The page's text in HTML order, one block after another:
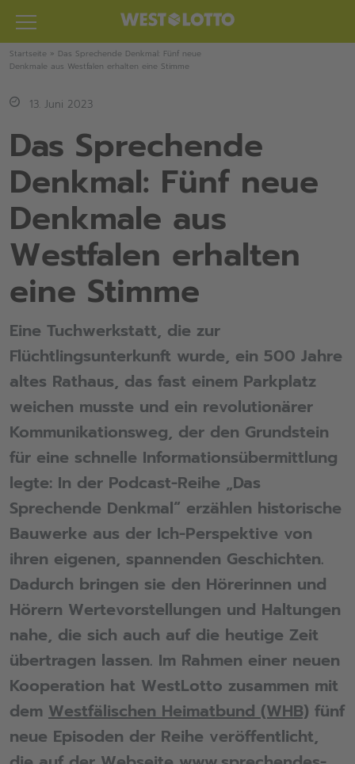
Zum
Inhalt
springen
Startseite » Das Sprechende Denkmal: Fünf neue
Denkmale aus Westfalen erhalten eine Stimme
13. Juni 2023
Das Sprechende
Denkmal: Fünf neue
Denkmale aus
Westfalen erhalten
eine Stimme
Eine Tuchwerkstatt, die zur
Flüchtlingsunterkunft wurde, ein 500 Jahre
altes Rathaus, das fast einem Parkplatz
weichen musste und ein revolutionärer
Kommunikationsweg, der den Grundstein
für eine schnelle Informationsübermittlung
legte: In der Podcast-Reihe „Das
Sprechende Denkmal“ erzählen historische
Bauwerke aus der Ich-Perspektive von
ihren eigenen, spannenden Geschichten.
Dadurch bringen sie den Hörerinnen und
Hörern Wertevorstellungen und Haltungen
nahe, die sich auch auf die heutige Zeit
übertragen lassen. Im Rahmen einer neuen
Kooperation hat WestLotto zusammen mit
dem Westfälischen Heimatbund (WHB) fünf
neue Episoden der Reihe veröffentlicht,